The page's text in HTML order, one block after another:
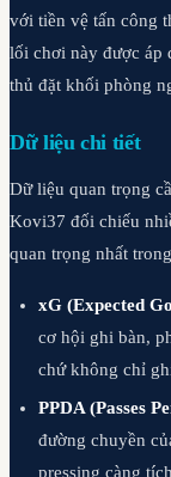
với tiền vệ tấn công
lối chơi này được
thủ đặt khối phòng
Dữ liệu chi tiết
Dữ liệu quan trọng
Kovi37 đối chiếu
quan trọng nhất
xG (Expected
cơ hội ghi bàn,
chứ không chỉ
PPDA (Passes
đường chuyền
pressing càng